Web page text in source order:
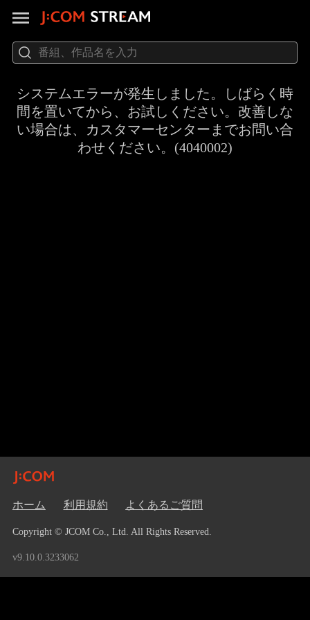
システムエラーが発生しました。しばらく時
間を置いてから、お試しください。改善しな
い場合は、カスタマーセンターまでお問い合
わせください。(4040002)
ホーム 利用規約 よくあるご質問
Copyright © JCOM Co., Ltd. All Rights Reserved.
v9.10.0.3233062